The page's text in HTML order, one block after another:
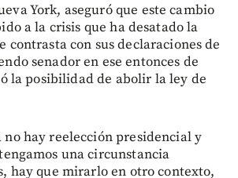
York, aseguró que este cambio
a la crisis que ha desatado la
contrasta con sus declaraciones de
senador en ese entonces de
la posibilidad de abolir la ley de
no hay reelección presidencial y
una circunstancia
hay que mirarlo en otro contexto,